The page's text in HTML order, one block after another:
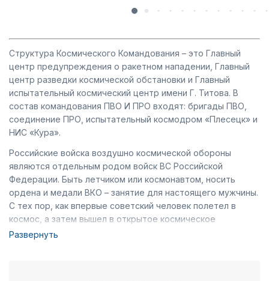
Структура Космического Командования –­­­­­­­ это Главный
центр предупреждения о ракетном нападении, Главный
центр разведки космической обстановки и Главный
испытательный космический центр имени Г. Титова. В
состав командования ПВО И ПРО входят: бригады ПВО,
соединение ПРО, испытательный космодром «Плесецк» и
НИС «Кура».
Российские войска воздушно космической обороны
являются отдельным родом войск ВС Российской
Федерации. Быть летчиком или космонавтом, носить
ордена и медали ВКО – занятие для настоящего мужчины.
С тех пор, как впервые советский человек полетел в
космос, а затем вышел в открытое космическое
пространство, любой мальчишка мечтал стать
Развернуть